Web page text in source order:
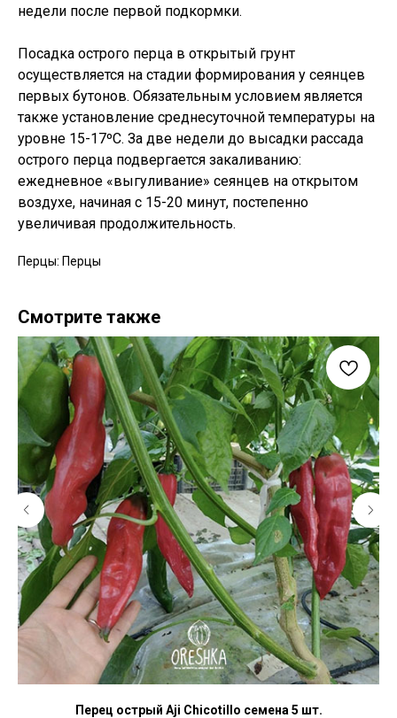
недели после первой подкормки.
Посадка острого перца в открытый грунт
осуществляется на стадии формирования у сеянцев
первых бутонов. Обязательным условием является
также установление среднесуточной температуры на
уровне 15-17ºC. За две недели до высадки рассада
острого перца подвергается закаливанию:
ежедневное «выгуливание» сеянцев на открытом
воздухе, начиная с 15-20 минут, постепенно
увеличивая продолжительность.
Перцы: Перцы
Смотрите также
Перец острый Aji Chicotillo семена 5 шт.